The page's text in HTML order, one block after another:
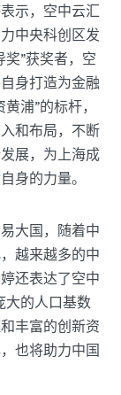
示，空中云汇
中央科创区发
”获奖者，空
身打造为金融
浦”的标杆，
和布局，不断
展，为上海成
身的力量。
大国，随着中
越来越多的中
还表达了空中
大的人口基数
丰富的创新资
也将助力中国